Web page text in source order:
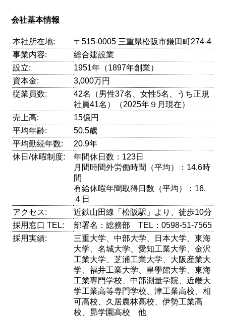
会社基本情報
本社所在地:
〒515-0005 三重県松阪市鎌田町274-4
事業内容:
総合建設業
設立:
1951年（1897年創業）
資本金:
3,000万円
従業員数:
42名（男性37名、女性5名、うち正規
社員41名）（2025年９月現在）
売上高:
15億円
平均年齢:
50.5歳
平均勤続年数:
20.9年
休日/休暇制度:
年間休日数：123日
月間時間外労働時間（平均）：14.6時
間
有給休暇年間取得日数（平均）：16.
４日
アクセス:
近鉄山田線「松阪駅」より、徒歩10分
採用窓口 TEL:
部署名：総務部 TEL：0598-51-7565
採用実績:
三重大学、中部大学、日本大学、東海
大学、名城大学、愛知工業大学、金沢
工業大学、芝浦工業大学、大阪産業大
学、福井工業大学、皇學館大学、東海
工業専門学校、中部測量学院、近畿大
学工業高等専門学校、津工業高校、相
可高校、久居農林高校、伊勢工業高
校、昴学園高校 他